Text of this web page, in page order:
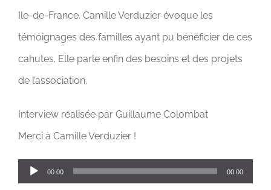
Ile-de-France. Camille Verduzier évoque les
témoignages des familles ayant pu bénéficier de ces
cahutes. Elle parle enfin des besoins et des projets
de l’association.
Interview réalisée par Guillaume Colombat
Merci à Camille Verduzier !
Lecteur00:00 00:00